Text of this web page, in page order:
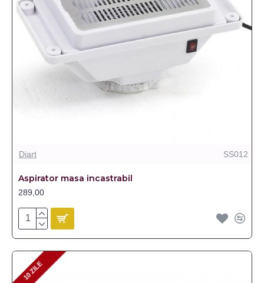
Diart SS012
Aspirator masa incastrabil
289,00
10 ZILE
10 ZILE